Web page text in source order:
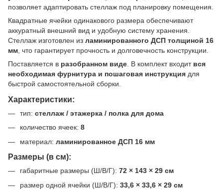
позволяет адаптировать стеллаж под планировку помещения.
Квадратные ячейки одинакового размера обеспечивают
аккуратный внешний вид и удобную систему хранения.
Стеллаж изготовлен из ламинированного ДСП толщиной 16
мм , что гарантирует прочность и долговечность конструкции.
Поставляется в разобранном виде . В комплект входит вся
необходимая фурнитура и пошаговая инструкция для
быстрой самостоятельной сборки.
Характеристики:
тип: стеллаж / этажерка / полка для дома
количество ячеек: 8
материал: ламинированное ДСП 16 мм
Размеры (в см):
габаритные размеры (Ш/В/Г): 72 × 143 × 29 см
размер одной ячейки (Ш/В/Г): 33,6 × 33,6 × 29 см